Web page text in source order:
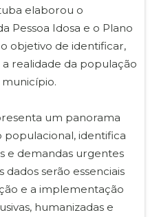
elaborou o
Pessoa Idosa e o Plano
objetivo de identificar,
realidade da população
um panorama
identifica
e demandas urgentes
dados serão essenciais
e a implementação
humanizadas e